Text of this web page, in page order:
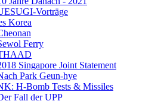
Vorträge
Korea
Ferry
Singapore Joint Statement
Park Geun-hye
H-Bomb Tests & Missiles
Fall der UPP